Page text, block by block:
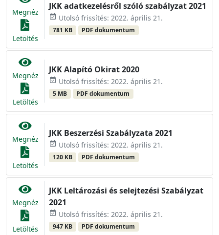
Megnéz
Letöltés
JKK adatkezelésről szóló szabályzat 2021
event_available Utolsó frissítés: 2022. április 21.
781 KB PDF dokumentum
Megnéz
Letöltés
JKK Alapító Okirat 2020
event_available Utolsó frissítés: 2022. április 21.
5 MB PDF dokumentum
Megnéz
Letöltés
JKK Beszerzési Szabályzata 2021
event_available Utolsó frissítés: 2022. április 21.
120 KB PDF dokumentum
Megnéz
Letöltés
JKK Leltározási és selejtezési Szabályzat
2021
event_available Utolsó frissítés: 2022. április 21.
947 KB PDF dokumentum